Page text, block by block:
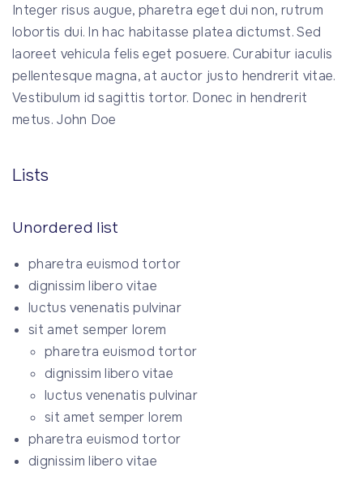
Integer risus augue, pharetra eget dui non, rutrum
lobortis dui. In hac habitasse platea dictumst. Sed
laoreet vehicula felis eget posuere. Curabitur iaculis
pellentesque magna, at auctor justo hendrerit vitae.
Vestibulum id sagittis tortor. Donec in hendrerit
metus. John Doe
Lists
Unordered list
pharetra euismod tortor
dignissim libero vitae
luctus venenatis pulvinar
sit amet semper lorem
pharetra euismod tortor
dignissim libero vitae
luctus venenatis pulvinar
sit amet semper lorem
pharetra euismod tortor
dignissim libero vitae